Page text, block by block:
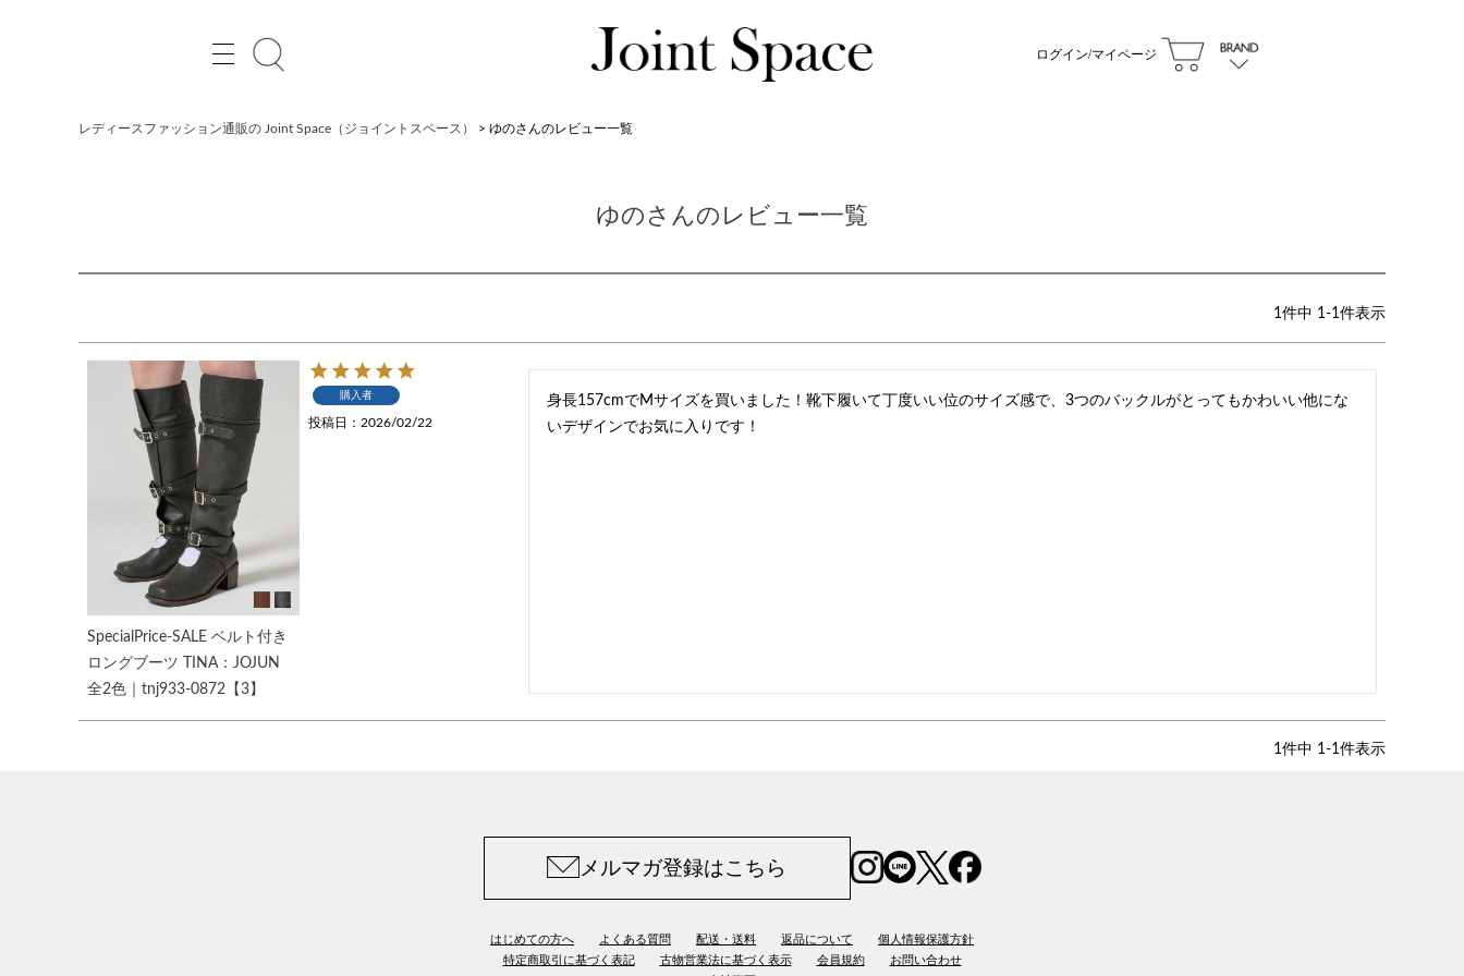
ログイン/マイページ
レディースファッション通販の Joint Space（ジョイントスペース） ゆのさんのレビュー一覧
ゆのさんのレビュー一覧
1件中 1-1件表示
SpecialPrice-SALE ベルト付き
ロングブーツ TINA：JOJUN
全2色｜tnj933-0872【3】
購入者
投稿日 2026/02/22
身長157cmでMサイズを買いました！靴下履いて丁度いい位のサイズ感で、3つのバックルがとってもかわいい他にな
いデザインでお気に入りです！
1 件中 1 -1 件表示
メルマガ登録はこちら
はじめての方へ よくある質問 配送・送料 返品について
個人情報保護方針
特定商取引に基づく表記
古物営業法に基づく表示 会員規約
お問い合わせ